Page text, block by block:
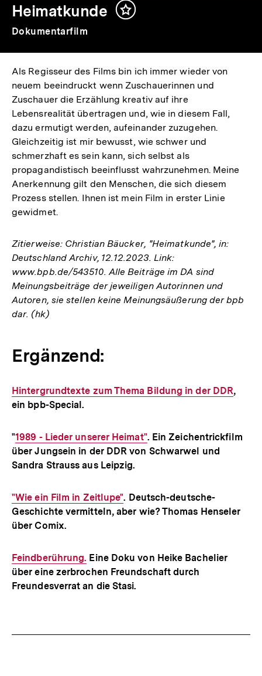
Heimatkunde
Inhalt
merken
Dokumentarfilm
Als Regisseur des Films bin ich immer wieder von
neuem beeindruckt wenn Zuschauerinnen und
Zuschauer die Erzählung kreativ auf ihre
Lebensrealität übertragen und, wie in diesem Fall,
dazu ermutigt werden, aufeinander zuzugehen.
Gleichzeitig ist mir bewusst, wie schwer und
schmerzhaft es sein kann, sich selbst als
propagandistisch beeinflusst wahrzunehmen. Meine
Anerkennung gilt den Menschen, die sich diesem
Prozess stellen. Ihnen ist mein Film in erster Linie
gewidmet.
Zitierweise: Christian Bäucker, "Heimatkunde", in:
Deutschland Archiv, 12.12.2023. Link:
www.bpb.de/543510. Alle Beiträge im DA sind
Meinungsbeiträge der jeweiligen Autorinnen und
Autoren, sie stellen keine Meinungsäußerung der bpb
dar. (hk)
Ergänzend:
Interner
Link:
Hintergrundtexte zum Thema Bildung in der DDR,
ein bpb-Special.
"Interner
Link:
1989 - Lieder unserer Heimat". Ein Zeichentrickfilm
über Jungsein in der DDR von Schwarwel und
Sandra Strauss aus Leipzig.
Interner
Link:
"Wie ein Film in Zeitlupe". Deutsch-deutsche-
Geschichte vermitteln, aber wie? Thomas Henseler
über Comix.
Interner
Link:
Feindberührung. Eine Doku von Heike Bachelier
über eine zerbrochen Freundschaft durch
Freundesverrat an die Stasi.